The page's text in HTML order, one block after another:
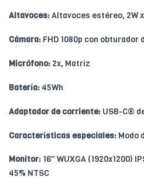
Altavoces:Altavoces estéreo, 2W
Cámara: FHD 1080p con obturador
Micrófono: 2x, Matriz
Batería: 45Wh
Adaptador de corriente: USB-C®
Características especiales: Modo
Monitor: 16" WUXGA (1920x1200)
45% NTSC